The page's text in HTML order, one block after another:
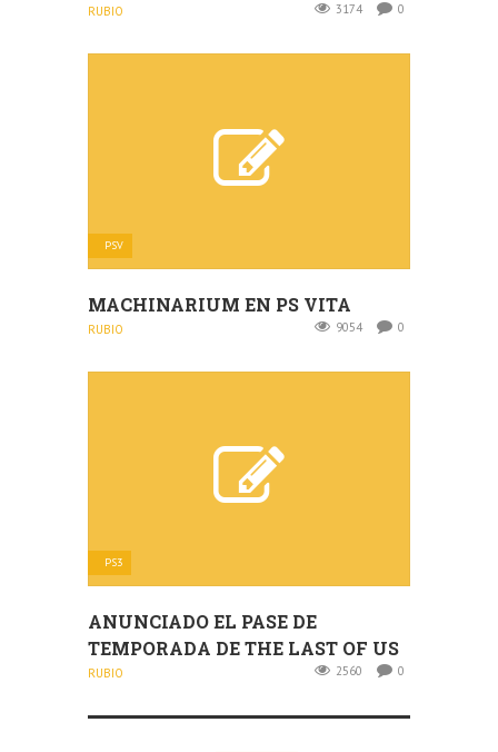
RUBIO 3174 0
PSV
MACHINARIUM EN PS VITA
RUBIO 9054 0
PS3
ANUNCIADO EL PASE DE
TEMPORADA DE THE LAST OF US
RUBIO 2560 0